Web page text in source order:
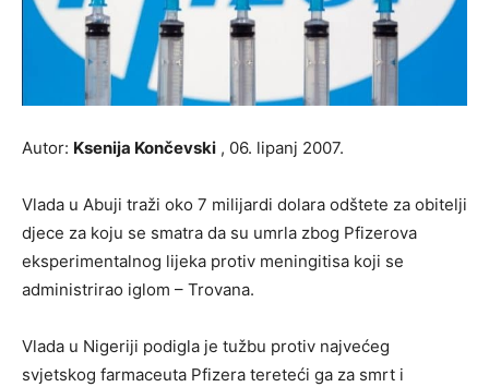
Autor: Ksenija Končevski , 06. lipanj 2007.
Vlada u Abuji traži oko 7 milijardi dolara odštete za obitelji
djece za koju se smatra da su umrla zbog Pfizerova
eksperimentalnog lijeka protiv meningitisa koji se
administrirao iglom – Trovana.
Vlada u Nigeriji podigla je tužbu protiv najvećeg
svjetskog farmaceuta Pfizera tereteći ga za smrt i